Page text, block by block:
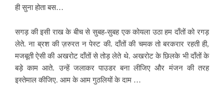
ही सुना होता बस…
सगड़ की इसी राख के बीच से सुबह-सुबह एक कोयला उठा हम दाँतों को रगड़
लेते. ना ब्रश की ज़रुरत न पेस्ट की. दाँतों की चमक तो बरकरार रहती ही,
मजबूती ऐसी की अखरोट दाँतों से तोड़ लेते थे. अखरोट के छिलके भी दाँतों के
बड़े काम आते. उन्हें जलाकर पाउडर बना लीजिए और मंजन की तरह
इस्तेमाल कीजिए. आम के आम गुठलियों के दाम …